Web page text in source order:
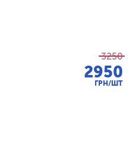
3250
2950
ГРН/ШТ